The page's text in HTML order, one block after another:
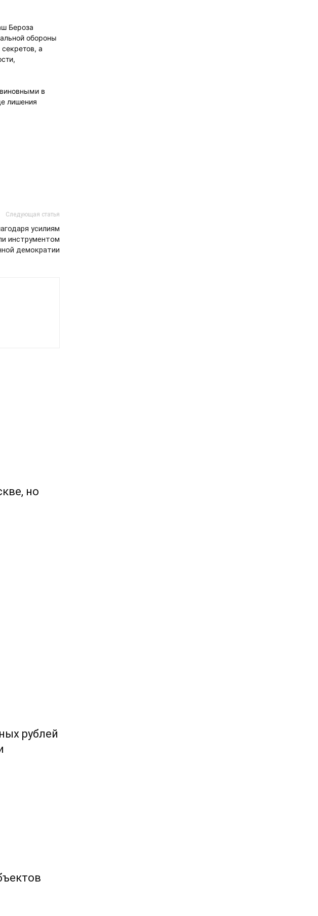
Бероза
обороны
а
в
лишения
Следующая статья
усилиям
инструментом
демократии
но
рублей